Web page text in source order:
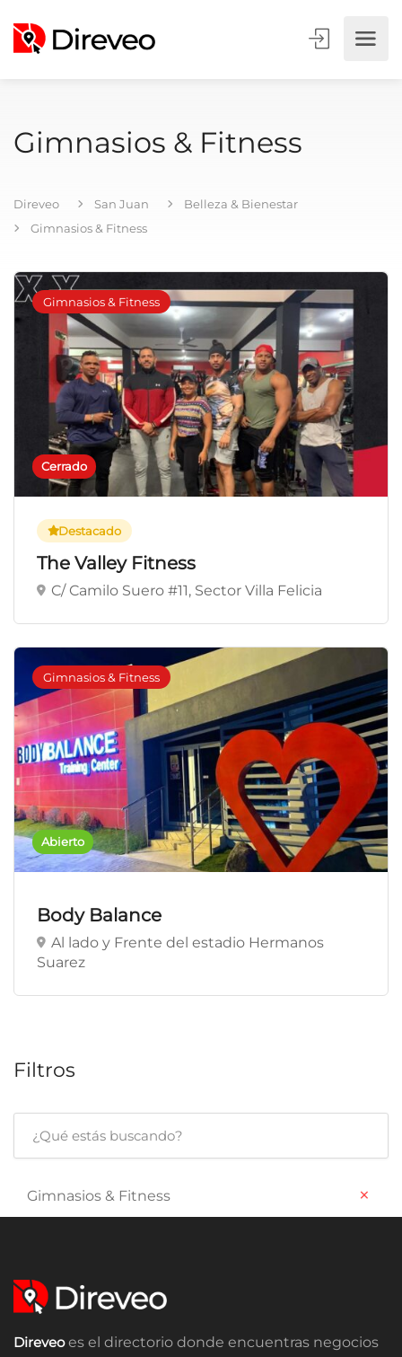
Gimnasios & Fitness
Direveo San Juan
Belleza & Bienestar
Gimnasios & Fitness
Cerrado
Gimnasios & Fitness
Destacado
The Valley Fitness
C/ Camilo Suero #11, Sector Villa Felicia
Abierto
Gimnasios & Fitness
Body Balance
Al lado y Frente del estadio Hermanos
Suarez
Filtros
Gimnasios & Fitness ×
Direveoes el directorio donde encuentras negocios